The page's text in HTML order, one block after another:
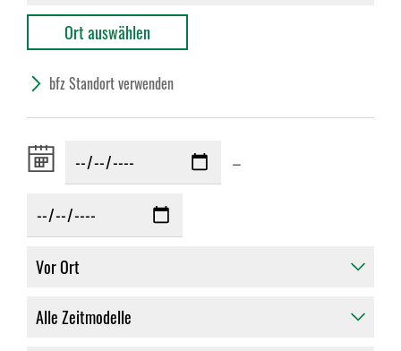
bfz Standort verwenden
Zeitraum
von:
–